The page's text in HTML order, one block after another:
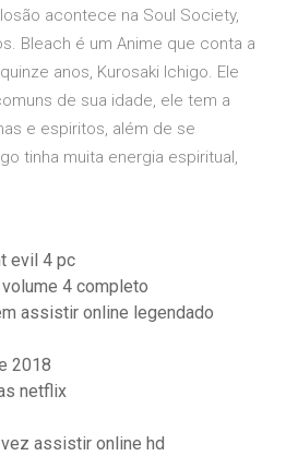
acontece na Soul Society,
Bleach é um Anime que conta a
anos, Kurosaki Ichigo. Ele
de sua idade, ele tem a
e espiritos, além de se
tinha muita energia espiritual,
evil 4 pc
4 completo
assistir online legendado
2018
netflix
assistir online hd